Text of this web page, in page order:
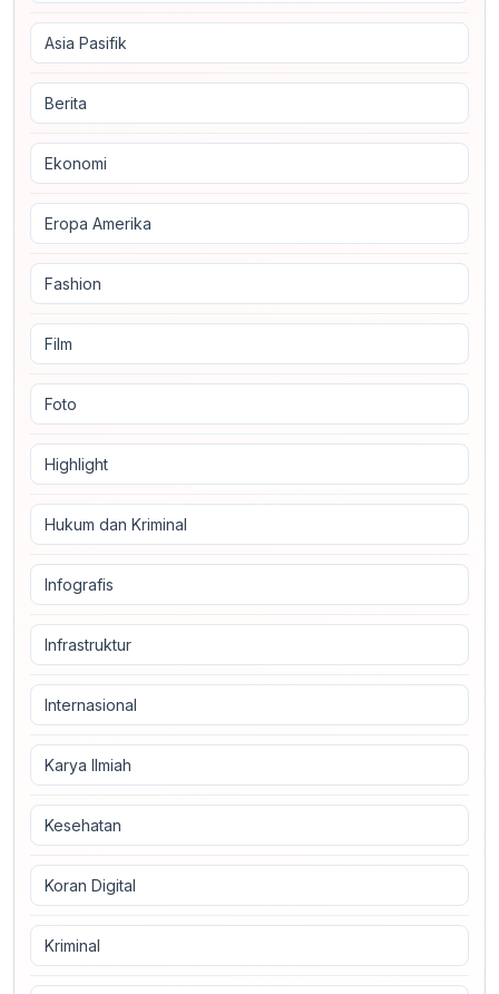
Asia Pasifik
Berita
Ekonomi
Eropa Amerika
Fashion
Film
Foto
Highlight
Hukum dan Kriminal
Infografis
Infrastruktur
Internasional
Karya Ilmiah
Kesehatan
Koran Digital
Kriminal